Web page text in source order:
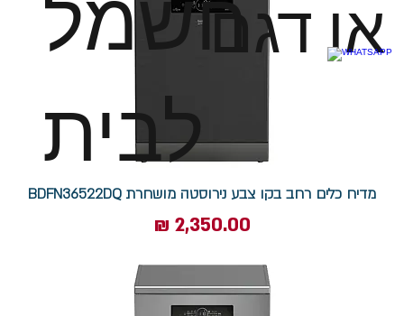
או דגם
לבית
מדיח כלים רחב בקו צבע נירוסטה מושחרת BDFN36522DQ
מחיר